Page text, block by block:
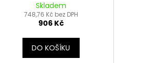
Skladem
748,76 Kč bez DPH
906 Kč
DO KOŠÍKU